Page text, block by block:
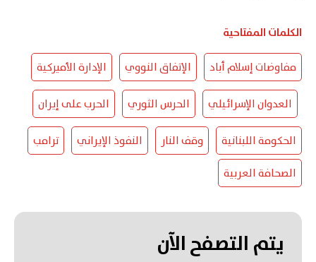
الكلمات المفتاحية
مفاوضات إسلام أباد الإتفاق النووي الإدارة الأميركية
العدوان الإسرائيلي الحرس الثوري الحرب على إيران
الحكومة اللبنانية وقف النار النفوذ الإيراني
ترامب
الصحافة العربية
يتم التصفح الآن